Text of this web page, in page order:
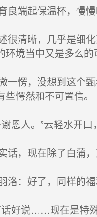
良端起保温杯，慢慢
很清晰，几乎是细化
环境当中又是多么的
一愣，没想到这个甄
些愕然和不可置信。
恩人。”云轻水开口
话，现在除了白蒲，
洛：好了，同样的福
好说……现在是特殊